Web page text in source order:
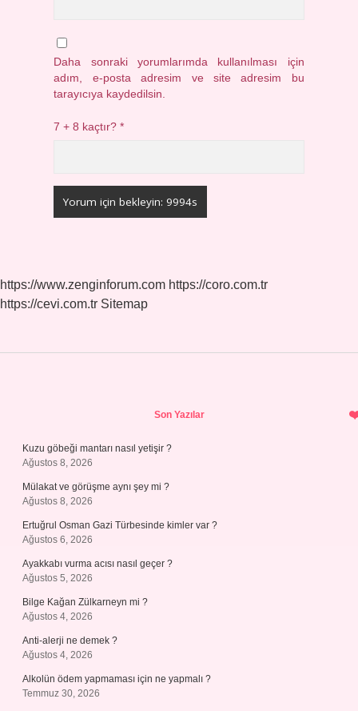
Daha sonraki yorumlarımda kullanılması için
adım, e-posta adresim ve site adresim bu
tarayıcıya kaydedilsin.
7 + 8 kaçtır?*
https://www.zenginforum.com https://coro.com.tr
https://cevi.com.tr Sitemap
Son Yazılar
Kuzu göbeği mantarı nasıl yetişir ?
Ağustos 8, 2026
Mülakat ve görüşme aynı şey mi ?
Ağustos 8, 2026
Ertuğrul Osman Gazi Türbesinde kimler var ?
Ağustos 6, 2026
Ayakkabı vurma acısı nasıl geçer ?
Ağustos 5, 2026
Bilge Kağan Zülkarneyn mi ?
Ağustos 4, 2026
Anti-alerji ne demek ?
Ağustos 4, 2026
Alkolün ödem yapmaması için ne yapmalı ?
Temmuz 30, 2026